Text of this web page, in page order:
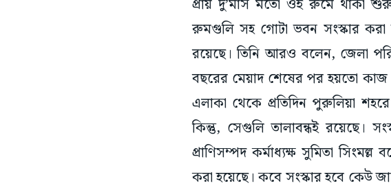
প্রায় দু’মাস মতো ওই রুমে থাকা
রুমগুলি সহ গোটা ভবন সংস্কার করা
রয়েছে। তিনি আরও বলেন, জেলা
বছরের মেয়াদ শেষের পর হয়তো কাজ
এলাকা থেকে প্রতিদিন পুরুলিয়া
কিন্তু, সেগুলি তালাবন্ধই রয়েছে।
প্রাণিসম্পদ কর্মাধ্যক্ষ সুমিতা সিংমল্ল
করা হয়েছে। কবে সংস্কার হবে কেউ